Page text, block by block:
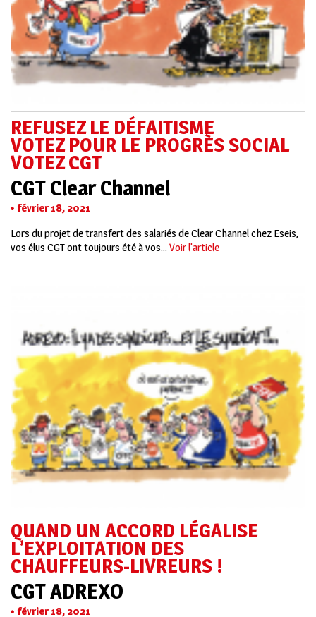
REFUSEZ LE DÉFAITISME
VOTEZ POUR LE PROGRÈS SOCIAL
VOTEZ CGT
CGT Clear Channel
février 18, 2021
Lors du projet de transfert des salariés de Clear Channel chez Eseis,
vos élus CGT ont toujours été à vos... Voir l'article
QUAND UN ACCORD LÉGALISE
L’EXPLOITATION DES
CHAUFFEURS-LIVREURS !
CGT ADREXO
février 18, 2021